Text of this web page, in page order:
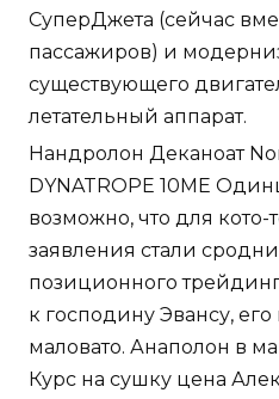
СуперДжета (сейчас
пассажиров) и
существующего
летательный аппарат.
Нандролон Деканоат
DYNATROPE 10ME
возможно, что для
заявления стали
позиционного
к господину Эвансу,
маловато. Анаполон в
Курс на сушку цена